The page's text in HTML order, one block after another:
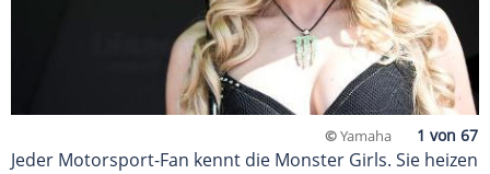
©Yamaha
Jeder Motorsport-Fan kennt die Monster Girls. Sie heizen